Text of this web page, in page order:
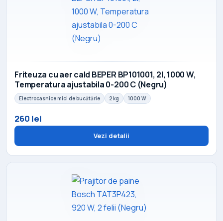
Friteuza cu aer cald BEPER BP101001, 2l, 1000 W,
Temperatura ajustabila 0-200 C (Negru)
Electrocasnice mici de bucătărie 2 kg 1000 W
260 lei
Vezi detalii